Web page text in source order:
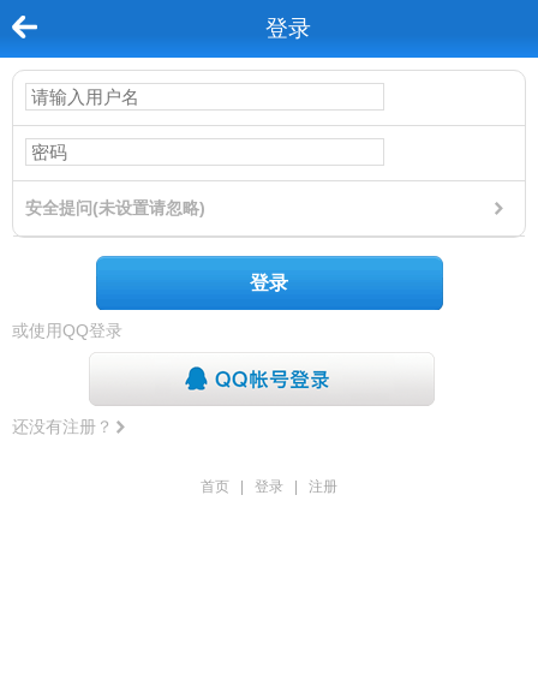
登录
安全提问(未设置请忽略)
登录
或使用QQ登录
还没有注册？
首页 登录 注册